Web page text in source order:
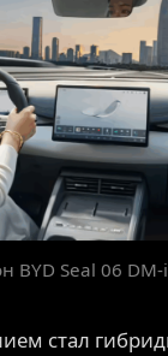
BYD Seal 06 DM-i
стал